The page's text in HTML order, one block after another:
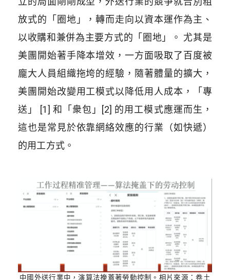
放式的「圈地」，轉而走向以資本運作為主、
以收購和兼併為主要方式的「圈地」。 尤其是
美團開始著手降本增效，一方面吸取了百度被
龐大人員組織拖垮的經驗，隨著體量的擴大，
美團開始改變用工模式以降低用人成本，「專
送」 [1] 和「衆包」[2] 的用工模式應運而生，
這也是常見於依靠網絡效應的行業（如快遞）
的用工方式。
中國外送行業中，演算法掩蓋著勞動控制。相片來源：卷土